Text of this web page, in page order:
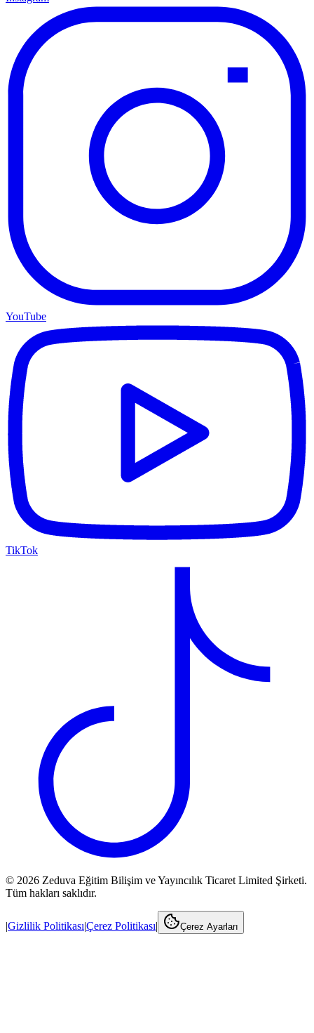
YouTube
TikTok
© 2026 Zeduva Eğitim Bilişim ve Yayıncılık Ticaret Limited Şirketi.
Tüm hakları saklıdır.
|Gizlilik Politikası|Çerez Politikası| Çerez Ayarları